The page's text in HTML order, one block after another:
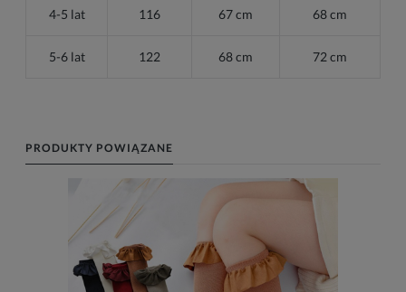
4-5 lat 116 67 cm 68 cm
5-6 lat 122 68 cm 72 cm
PRODUKTY POWIĄZANE